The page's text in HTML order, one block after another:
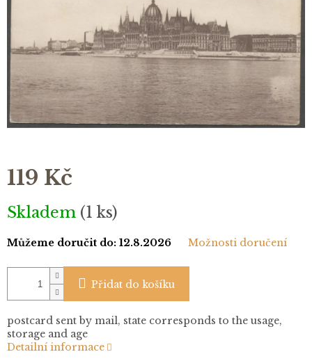
119 Kč
Měrná
cena:
Skladem (1 ks)
Můžeme doručit do: 12.8.2026 Možnosti doručení
Přidat do košíku
postcard sent by mail, state corresponds to the usage,
storage and age
Detailní informace